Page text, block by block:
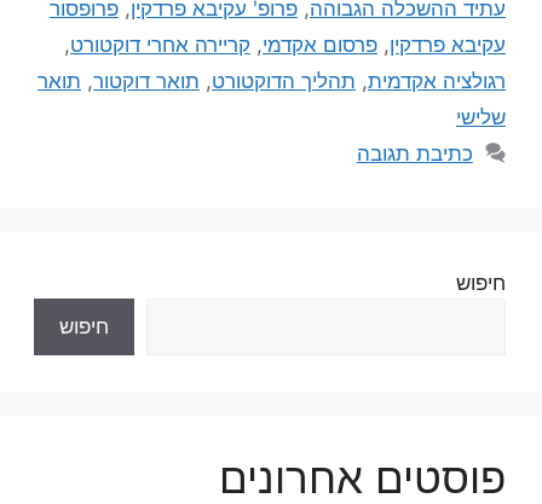
עתיד ההשכלה הגבוהה, פרופ' עקיבא פרדקין, פרופסור
עקיבא פרדקין, פרסום אקדמי, קריירה אחרי דוקטורט,
רגולציה אקדמית, תהליך הדוקטורט, תואר דוקטור, תואר
שלישי
כתיבת תגובה
חיפוש
חיפוש
פוסטים אחרונים